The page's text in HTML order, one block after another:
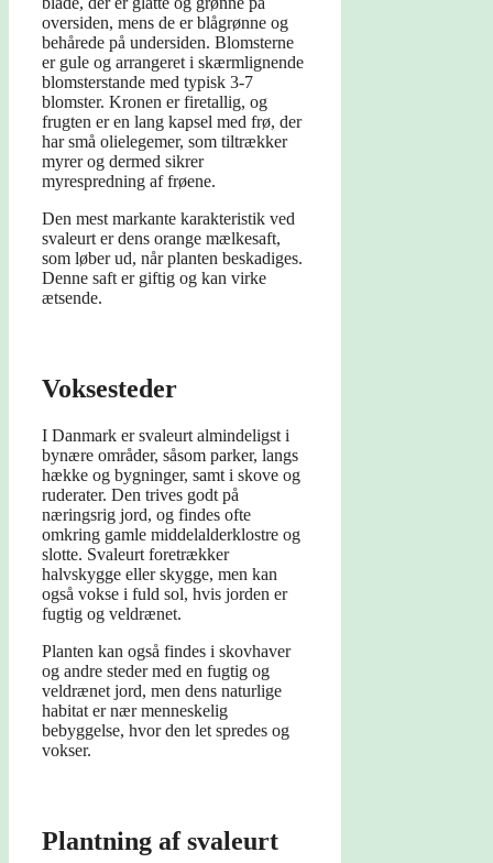
oversiden, mens de er blågrønne og
behårede på undersiden. Blomsterne
er gule og arrangeret i skærmlignende
blomsterstande med typisk 3-7
blomster. Kronen er firetallig, og
frugten er en lang kapsel med frø, der
har små olielegemer, som tiltrækker
myrer og dermed sikrer
myrespredning af frøene.
Den mest markante karakteristik ved
svaleurt er dens orange mælkesaft,
som løber ud, når planten beskadiges.
Denne saft er giftig og kan virke
ætsende.
Voksesteder
I Danmark er svaleurt almindeligst i
bynære områder, såsom parker, langs
hække og bygninger, samt i skove og
ruderater. Den trives godt på
næringsrig jord, og findes ofte
omkring gamle middelalderklostre og
slotte. Svaleurt foretrækker
halvskygge eller skygge, men kan
også vokse i fuld sol, hvis jorden er
fugtig og veldrænet.
Planten kan også findes i skovhaver
og andre steder med en fugtig og
veldrænet jord, men dens naturlige
habitat er nær menneskelig
bebyggelse, hvor den let spredes og
vokser.
Plantning af svaleurt